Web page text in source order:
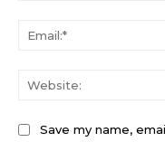
Save my name,